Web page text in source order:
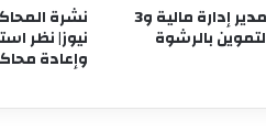
عاجل| سقوط مدير إدارة مالية و3
بالرشوة
نشرة
نيوز| نظر
وإعادة